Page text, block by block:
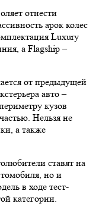
отнести
арок колес
Luxury
а Flagship –
от предыдущей
авто –
кузов
Нельзя не
а также
ставят на
но и
в ходе тест-
категории.